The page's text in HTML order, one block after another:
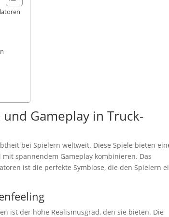
Gameplay in Truck-
bei Spielern weltweit. Diese Spiele bieten
spannendem Gameplay kombinieren. Das
ist die perfekte Symbiose, die den Spielern
ist der hohe Realismusgrad, den sie bieten. Die